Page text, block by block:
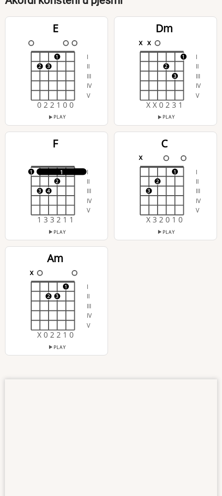
E
I
II
III
IV
V
2 3
1
0 2 2 1 0 0
PLAY
Dm
x x
I
II
III
IV
V
2
3
1
X X 0 2 3 1
PLAY
F
I
II
III
IV
V
1
1
3 4
2
1 3 3 2 1 1
PLAY
C
x
I
II
III
IV
V
3
2
1
X 3 2 0 1 0
PLAY
Am
x
I
II
III
IV
V
2 3
1
X 0 2 2 1 0
PLAY